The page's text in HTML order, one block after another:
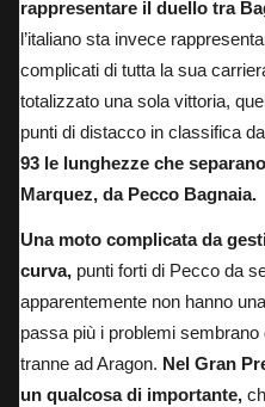
rappresentare il duello tra
l’italiano sta invece
complicati di tutta la sua
totalizzato una sola vittoria,
punti di distacco in classifica
93 le lunghezze che
Marquez, da Pecco Bagnaia.
Una moto complicata da
curva, punti forti di Pecco da
apparentemente non hanno
passa più i problemi
tranne ad Aragon. Nel Gran
un qualcosa di importante,